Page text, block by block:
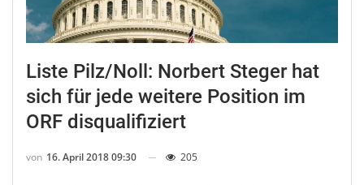
Liste Pilz/Noll: Norbert Steger hat
sich für jede weitere Position im
ORF disqualifiziert
von 16. April 2018 09:30 205